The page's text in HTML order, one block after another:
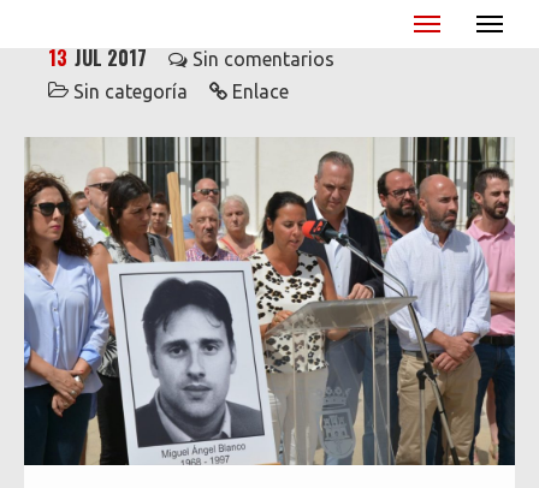
Miguel Ángel Blanco - XX Aniversario
13 JUL 2017
Sin comentarios
Sin categoría
Enlace